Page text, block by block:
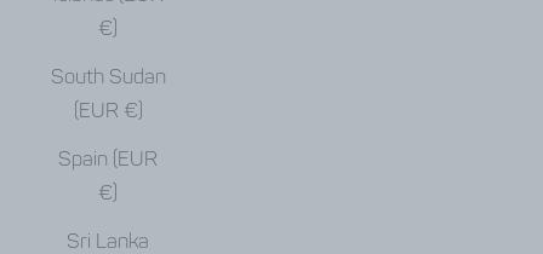
€)
South Sudan
(EUR €)
Spain (EUR
€)
Sri Lanka